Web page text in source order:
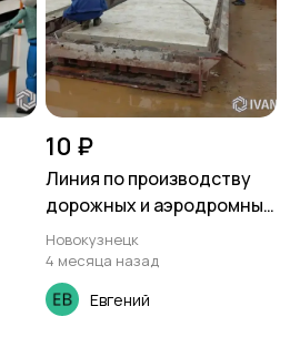
10 ₽
Линия по производству
дорожных и аэродромных
плит
Новокузнецк
4 месяца назад
Евгений